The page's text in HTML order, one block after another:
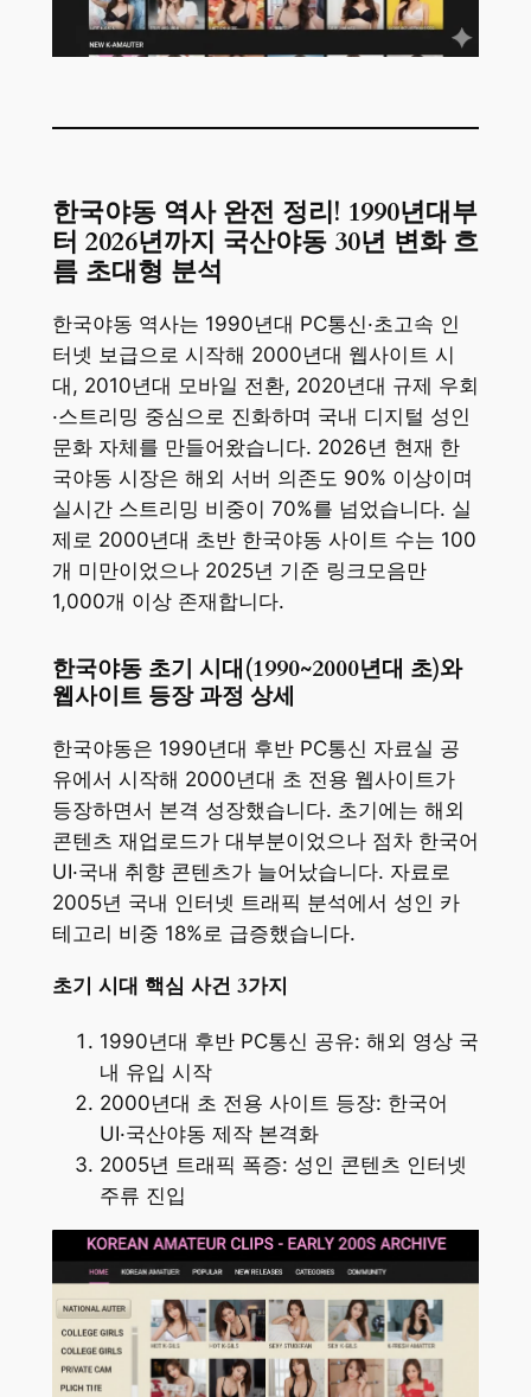
한국야동 역사 완전 정리! 1990년대부
터 2026년까지 국산야동 30년 변화 흐
름 초대형 분석
한국야동 역사는 1990년대 PC통신·초고속 인
터넷 보급으로 시작해 2000년대 웹사이트 시
대, 2010년대 모바일 전환, 2020년대 규제 우회
·스트리밍 중심으로 진화하며 국내 디지털 성인
문화 자체를 만들어왔습니다. 2026년 현재 한
국야동 시장은 해외 서버 의존도 90% 이상이며
실시간 스트리밍 비중이 70%를 넘었습니다. 실
제로 2000년대 초반 한국야동 사이트 수는 100
개 미만이었으나 2025년 기준 링크모음만
1,000개 이상 존재합니다.
한국야동 초기 시대(1990~2000년대 초)와
웹사이트 등장 과정 상세
한국야동은 1990년대 후반 PC통신 자료실 공
유에서 시작해 2000년대 초 전용 웹사이트가
등장하면서 본격 성장했습니다. 초기에는 해외
콘텐츠 재업로드가 대부분이었으나 점차 한국어
UI·국내 취향 콘텐츠가 늘어났습니다. 자료로
2005년 국내 인터넷 트래픽 분석에서 성인 카
테고리 비중 18%로 급증했습니다.
초기 시대 핵심 사건 3가지
1990년대 후반 PC통신 공유: 해외 영상 국
내 유입 시작
2000년대 초 전용 사이트 등장: 한국어
UI·국산야동 제작 본격화
2005년 트래픽 폭증: 성인 콘텐츠 인터넷
주류 진입